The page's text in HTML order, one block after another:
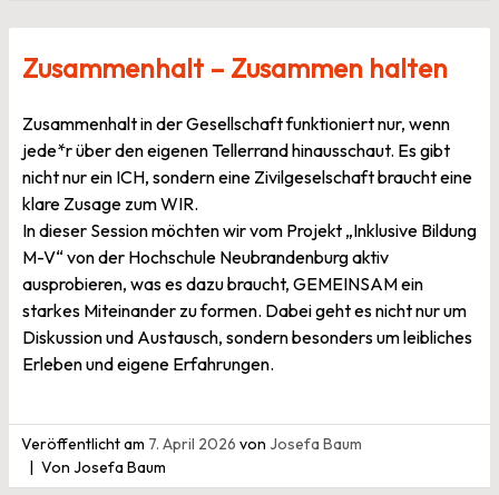
Zusammenhalt – Zusammen halten
Zusammenhalt in der Gesellschaft funktioniert nur, wenn
jede*r über den eigenen Tellerrand hinausschaut. Es gibt
nicht nur ein ICH, sondern eine Zivilgeselschaft braucht eine
klare Zusage zum WIR.
In dieser Session möchten wir vom Projekt „Inklusive Bildung
M-V“ von der Hochschule Neubrandenburg aktiv
ausprobieren, was es dazu braucht, GEMEINSAM ein
starkes Miteinander zu formen. Dabei geht es nicht nur um
Diskussion und Austausch, sondern besonders um leibliches
Erleben und eigene Erfahrungen.
Veröffentlicht am 7. April 2026 von Josefa Baum
Von Josefa Baum